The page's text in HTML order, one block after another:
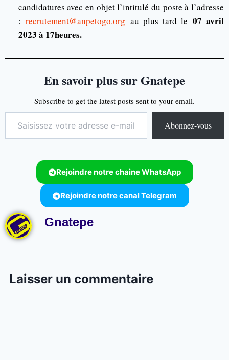
candidatures avec en objet l’intitulé du poste à l’adresse
:recrutement@anpetogo.org au plus tard le07 avril
2023 à 17heures.
En savoir plus sur Gnatepe
Subscribe to get the latest posts sent to your email.
Abonnez-vous
Rejoindre notre chaine WhatsApp
Rejoindre notre canal Telegram
Gnatepe
Laisser un commentaire